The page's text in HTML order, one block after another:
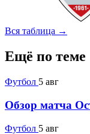
Вся таблица →
Ещё по теме
Футбол 5 авг
Обзор матча
Футбол 5 авг